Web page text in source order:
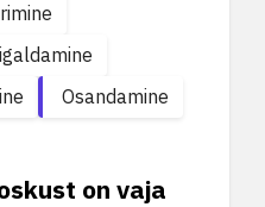
Osandamine
on vaja